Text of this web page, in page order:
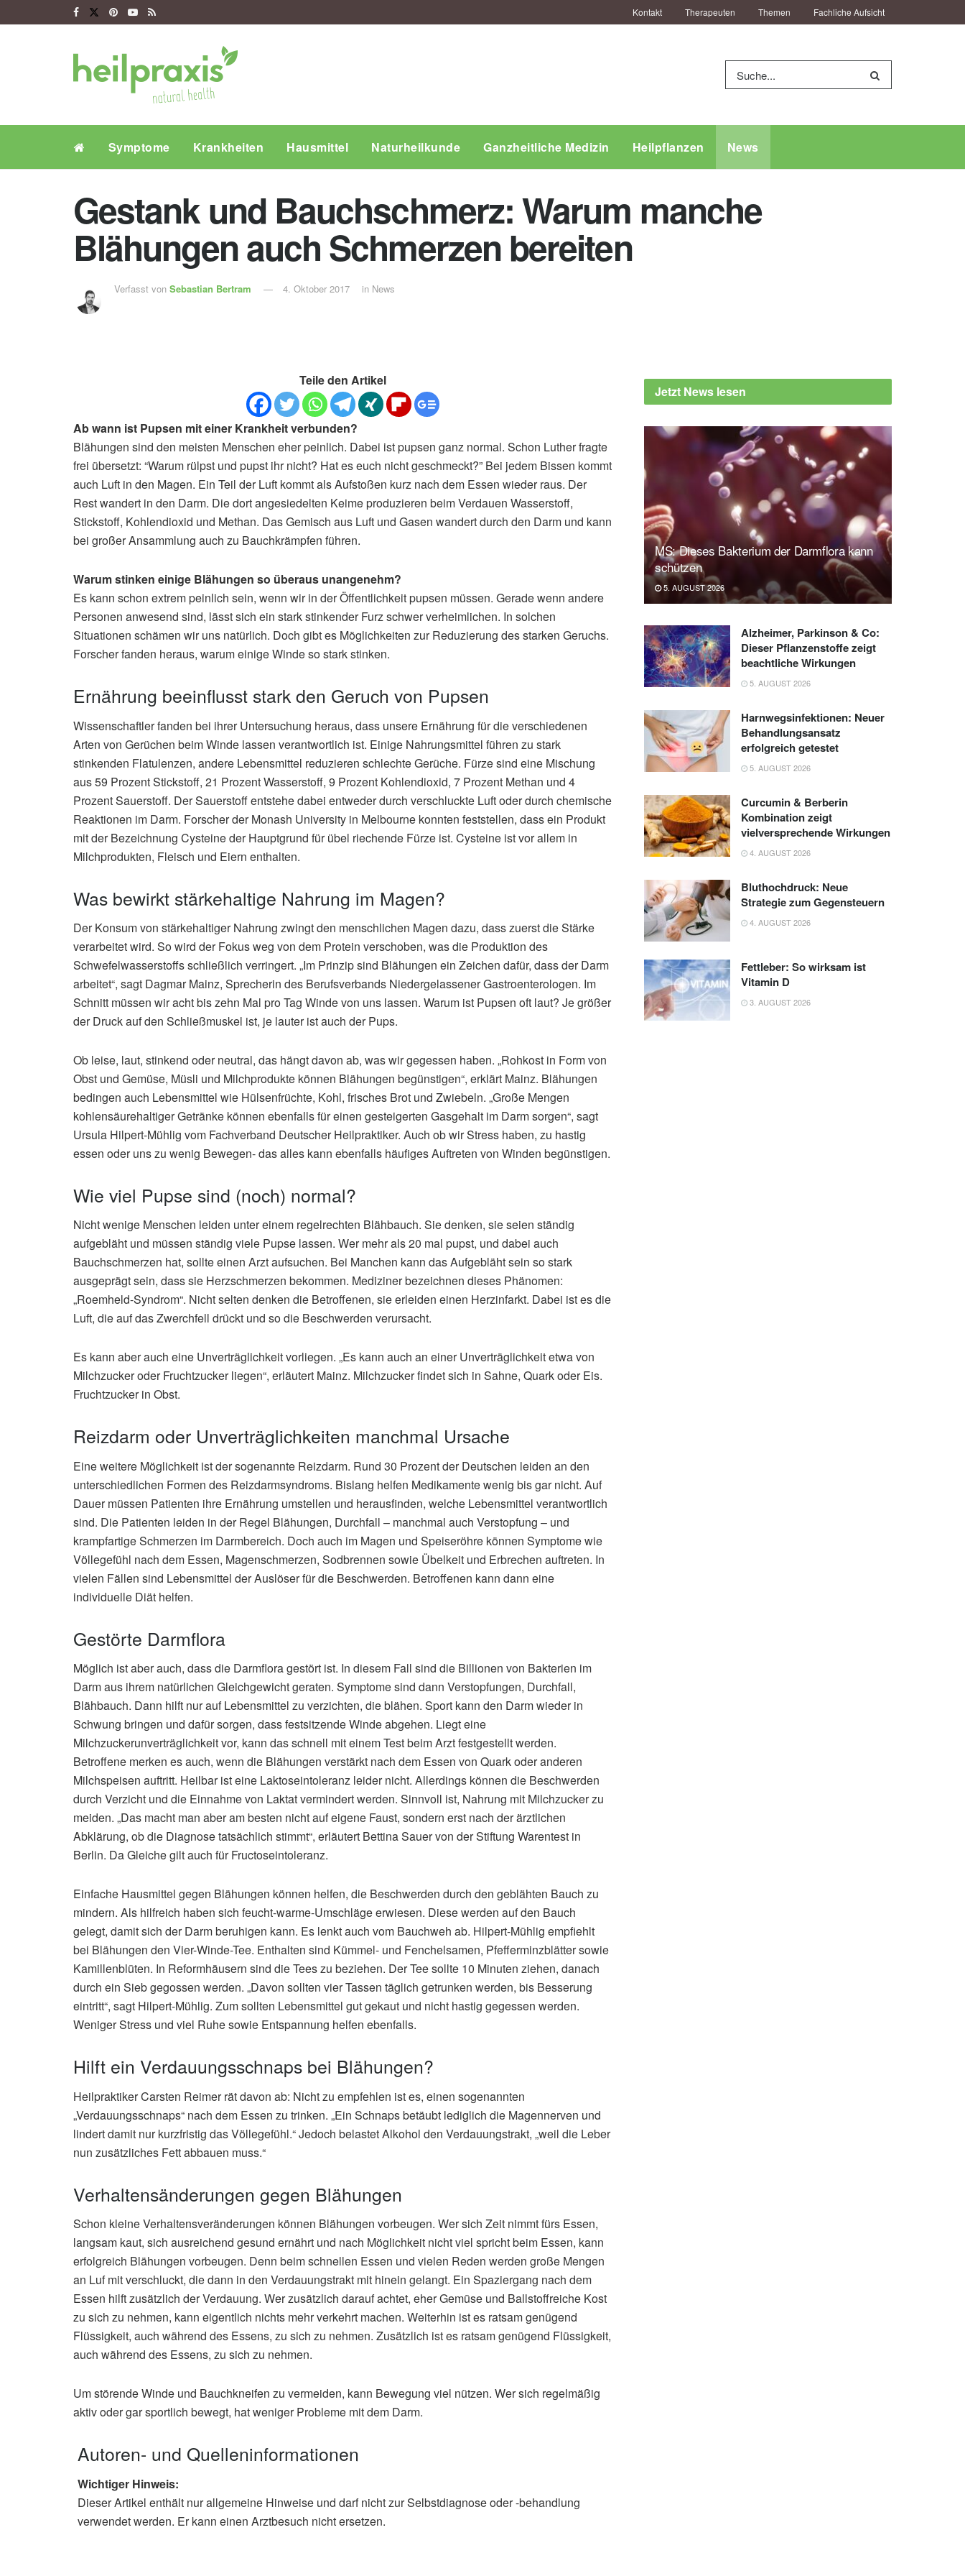
Kontakt Therapeuten Themen Fachliche Aufsicht
Symptome Krankheiten Hausmittel Naturheilkunde Ganzheitliche Medizin Heilpflanzen News
Gestank und Bauchschmerz: Warum manche
Blähungen auch Schmerzen bereiten
Verfasst von Sebastian Bertram 4. Oktober 2017 in News
Teile den Artikel
Ab wann ist Pupsen mit einer Krankheit verbunden?
Blähungen sind den meisten Menschen eher peinlich. Dabei ist pupsen ganz normal. Schon Luther fragte
frei übersetzt: “Warum rülpst und pupst ihr nicht? Hat es euch nicht geschmeckt?” Bei jedem Bissen kommt
auch Luft in den Magen. Ein Teil der Luft kommt als Aufstoßen kurz nach dem Essen wieder raus. Der
Rest wandert in den Darm. Die dort angesiedelten Keime produzieren beim Verdauen Wasserstoff,
Stickstoff, Kohlendioxid und Methan. Das Gemisch aus Luft und Gasen wandert durch den Darm und kann
bei großer Ansammlung auch zu Bauchkrämpfen führen.
Warum stinken einige Blähungen so überaus unangenehm?
Es kann schon extrem peinlich sein, wenn wir in der Öffentlichkeit pupsen müssen. Gerade wenn andere
Personen anwesend sind, lässt sich ein stark stinkender Furz schwer verheimlichen. In solchen
Situationen schämen wir uns natürlich. Doch gibt es Möglichkeiten zur Reduzierung des starken Geruchs.
Forscher fanden heraus, warum einige Winde so stark stinken.
Ernährung beeinflusst stark den Geruch von Pupsen
Wissenschaftler fanden bei ihrer Untersuchung heraus, dass unsere Ernährung für die verschiedenen
Arten von Gerüchen beim Winde lassen verantwortlich ist. Einige Nahrungsmittel führen zu stark
stinkenden Flatulenzen, andere Lebensmittel reduzieren schlechte Gerüche. Fürze sind eine Mischung
aus 59 Prozent Stickstoff, 21 Prozent Wasserstoff, 9 Prozent Kohlendioxid, 7 Prozent Methan und 4
Prozent Sauerstoff. Der Sauerstoff entstehe dabei entweder durch verschluckte Luft oder durch chemische
Reaktionen im Darm. Forscher der Monash University in Melbourne konnten feststellen, dass ein Produkt
mit der Bezeichnung Cysteine der Hauptgrund für übel riechende Fürze ist. Cysteine ist vor allem in
Milchprodukten, Fleisch und Eiern enthalten.
Was bewirkt stärkehaltige Nahrung im Magen?
Der Konsum von stärkehaltiger Nahrung zwingt den menschlichen Magen dazu, dass zuerst die Stärke
verarbeitet wird. So wird der Fokus weg von dem Protein verschoben, was die Produktion des
Schwefelwasserstoffs schließlich verringert. „Im Prinzip sind Blähungen ein Zeichen dafür, dass der Darm
arbeitet“, sagt Dagmar Mainz, Sprecherin des Berufsverbands Niedergelassener Gastroenterologen. Im
Schnitt müssen wir acht bis zehn Mal pro Tag Winde von uns lassen. Warum ist Pupsen oft laut? Je größer
der Druck auf den Schließmuskel ist, je lauter ist auch der Pups.
Ob leise, laut, stinkend oder neutral, das hängt davon ab, was wir gegessen haben. „Rohkost in Form von
Obst und Gemüse, Müsli und Milchprodukte können Blähungen begünstigen“, erklärt Mainz. Blähungen
bedingen auch Lebensmittel wie Hülsenfrüchte, Kohl, frisches Brot und Zwiebeln. „Große Mengen
kohlensäurehaltiger Getränke können ebenfalls für einen gesteigerten Gasgehalt im Darm sorgen“, sagt
Ursula Hilpert-Mühlig vom Fachverband Deutscher Heilpraktiker. Auch ob wir Stress haben, zu hastig
essen oder uns zu wenig Bewegen- das alles kann ebenfalls häufiges Auftreten von Winden begünstigen.
Wie viel Pupse sind (noch) normal?
Nicht wenige Menschen leiden unter einem regelrechten Blähbauch. Sie denken, sie seien ständig
aufgebläht und müssen ständig viele Pupse lassen. Wer mehr als 20 mal pupst, und dabei auch
Bauchschmerzen hat, sollte einen Arzt aufsuchen. Bei Manchen kann das Aufgebläht sein so stark
ausgeprägt sein, dass sie Herzschmerzen bekommen. Mediziner bezeichnen dieses Phänomen:
„Roemheld-Syndrom“. Nicht selten denken die Betroffenen, sie erleiden einen Herzinfarkt. Dabei ist es die
Luft, die auf das Zwerchfell drückt und so die Beschwerden verursacht.
Es kann aber auch eine Unverträglichkeit vorliegen. „Es kann auch an einer Unverträglichkeit etwa von
Milchzucker oder Fruchtzucker liegen“, erläutert Mainz. Milchzucker findet sich in Sahne, Quark oder Eis.
Fruchtzucker in Obst.
Reizdarm oder Unverträglichkeiten manchmal Ursache
Eine weitere Möglichkeit ist der sogenannte Reizdarm. Rund 30 Prozent der Deutschen leiden an den
unterschiedlichen Formen des Reizdarmsyndroms. Bislang helfen Medikamente wenig bis gar nicht. Auf
Dauer müssen Patienten ihre Ernährung umstellen und herausfinden, welche Lebensmittel verantwortlich
sind. Die Patienten leiden in der Regel Blähungen, Durchfall – manchmal auch Verstopfung – und
krampfartige Schmerzen im Darmbereich. Doch auch im Magen und Speiseröhre können Symptome wie
Völlegefühl nach dem Essen, Magenschmerzen, Sodbrennen sowie Übelkeit und Erbrechen auftreten. In
vielen Fällen sind Lebensmittel der Auslöser für die Beschwerden. Betroffenen kann dann eine
individuelle Diät helfen.
Gestörte Darmflora
Möglich ist aber auch, dass die Darmflora gestört ist. In diesem Fall sind die Billionen von Bakterien im
Darm aus ihrem natürlichen Gleichgewicht geraten. Symptome sind dann Verstopfungen, Durchfall,
Blähbauch. Dann hilft nur auf Lebensmittel zu verzichten, die blähen. Sport kann den Darm wieder in
Schwung bringen und dafür sorgen, dass festsitzende Winde abgehen. Liegt eine
Milchzuckerunverträglichkeit vor, kann das schnell mit einem Test beim Arzt festgestellt werden.
Betroffene merken es auch, wenn die Blähungen verstärkt nach dem Essen von Quark oder anderen
Milchspeisen auftritt. Heilbar ist eine Laktoseintoleranz leider nicht. Allerdings können die Beschwerden
durch Verzicht und die Einnahme von Laktat vermindert werden. Sinnvoll ist, Nahrung mit Milchzucker zu
meiden. „Das macht man aber am besten nicht auf eigene Faust, sondern erst nach der ärztlichen
Abklärung, ob die Diagnose tatsächlich stimmt“, erläutert Bettina Sauer von der Stiftung Warentest in
Berlin. Da Gleiche gilt auch für Fructoseintoleranz.
Einfache Hausmittel gegen Blähungen können helfen, die Beschwerden durch den geblähten Bauch zu
mindern. Als hilfreich haben sich feucht-warme-Umschläge erwiesen. Diese werden auf den Bauch
gelegt, damit sich der Darm beruhigen kann. Es lenkt auch vom Bauchweh ab. Hilpert-Mühlig empfiehlt
bei Blähungen den Vier-Winde-Tee. Enthalten sind Kümmel- und Fenchelsamen, Pfefferminzblätter sowie
Kamillenblüten. In Reformhäusern sind die Tees zu beziehen. Der Tee sollte 10 Minuten ziehen, danach
durch ein Sieb gegossen werden. „Davon sollten vier Tassen täglich getrunken werden, bis Besserung
eintritt“, sagt Hilpert-Mühlig. Zum sollten Lebensmittel gut gekaut und nicht hastig gegessen werden.
Weniger Stress und viel Ruhe sowie Entspannung helfen ebenfalls.
Hilft ein Verdauungsschnaps bei Blähungen?
Heilpraktiker Carsten Reimer rät davon ab: Nicht zu empfehlen ist es, einen sogenannten
„Verdauungsschnaps“ nach dem Essen zu trinken. „Ein Schnaps betäubt lediglich die Magennerven und
lindert damit nur kurzfristig das Völlegefühl.“ Jedoch belastet Alkohol den Verdauungstrakt, „weil die Leber
nun zusätzliches Fett abbauen muss.“
Verhaltensänderungen gegen Blähungen
Schon kleine Verhaltensveränderungen können Blähungen vorbeugen. Wer sich Zeit nimmt fürs Essen,
langsam kaut, sich ausreichend gesund ernährt und nach Möglichkeit nicht viel spricht beim Essen, kann
erfolgreich Blähungen vorbeugen. Denn beim schnellen Essen und vielen Reden werden große Mengen
an Luf mit verschluckt, die dann in den Verdauungstrakt mit hinein gelangt. Ein Spaziergang nach dem
Essen hilft zusätzlich der Verdauung. Wer zusätzlich darauf achtet, eher Gemüse und Ballstoffreiche Kost
zu sich zu nehmen, kann eigentlich nichts mehr verkehrt machen. Weiterhin ist es ratsam genügend
Flüssigkeit, auch während des Essens, zu sich zu nehmen. Zusätzlich ist es ratsam genügend Flüssigkeit,
auch während des Essens, zu sich zu nehmen.
Um störende Winde und Bauchkneifen zu vermeiden, kann Bewegung viel nützen. Wer sich regelmäßig
aktiv oder gar sportlich bewegt, hat weniger Probleme mit dem Darm.
Autoren- und Quelleninformationen
Wichtiger Hinweis:
Dieser Artikel enthält nur allgemeine Hinweise und darf nicht zur Selbstdiagnose oder -behandlung
verwendet werden. Er kann einen Arztbesuch nicht ersetzen.
Jetzt News lesen
MS: Dieses Bakterium der Darmflora kann
schützen
5. AUGUST 2026
Alzheimer, Parkinson & Co:
Dieser Pflanzenstoffe zeigt
beachtliche Wirkungen
5. AUGUST 2026
Harnwegsinfektionen: Neuer
Behandlungsansatz
erfolgreich getestet
5. AUGUST 2026
Curcumin & Berberin
Kombination zeigt
vielversprechende Wirkungen
4. AUGUST 2026
Bluthochdruck: Neue
Strategie zum Gegensteuern
4. AUGUST 2026
Fettleber: So wirksam ist
Vitamin D
3. AUGUST 2026